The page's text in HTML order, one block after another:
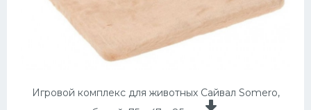
Игровой комплекс для животных Сайвал Somero,